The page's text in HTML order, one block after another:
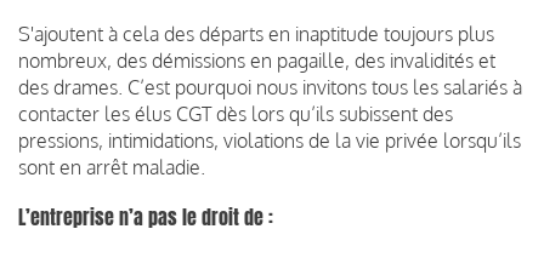
S'ajoutent à cela des départs en inaptitude toujours plus
nombreux, des démissions en pagaille, des invalidités et
des drames. C’est pourquoi nous invitons tous les salariés à
contacter les élus CGT dès lors qu’ils subissent des
pressions, intimidations, violations de la vie privée lorsqu’ils
sont en arrêt maladie.
L’entreprise n’a pas le droit de :